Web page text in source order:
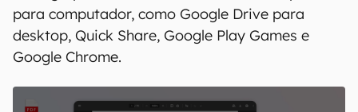
para computador, como Google Drive para
desktop, Quick Share, Google Play Games e
Google Chrome.